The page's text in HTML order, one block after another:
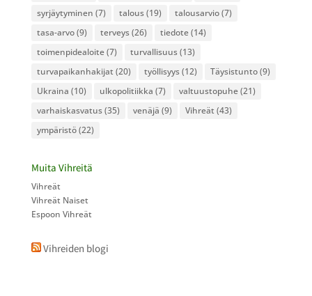
syrjäytyminen (7) talous(19) talousarvio(7)
tasa-arvo(9) terveys(26) tiedote(14)
toimenpidealoite(7) turvallisuus(13)
turvapaikanhakijat (20) työllisyys(12) Täysistunto(9)
Ukraina (10) ulkopolitiikka (7) valtuustopuhe(21)
varhaiskasvatus(35) venäjä (9) Vihreät (43)
ympäristö(22)
Muita Vihreitä
Vihreät
Vihreät Naiset
Espoon Vihreät
Vihreiden blogi